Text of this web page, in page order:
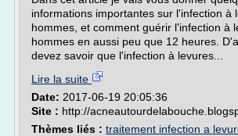
informations importantes sur l'infection à
hommes, et comment guérir l'infection à
hommes en aussi peu que 12 heures.
devez savoir que l'infection à levures...
Lire la suite
Date: 2017-06-19 20:05:36
Site : http://
Thèmes liés : traitement infection a